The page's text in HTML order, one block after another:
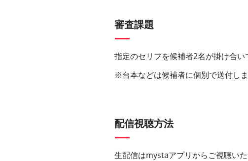
審査課題
指定のセリフを候補者2名が掛け合い
※台本などは候補者に個別で送付し
配信視聴方法
生配信はmystaアプリからご視聴い